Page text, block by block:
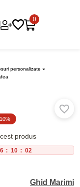
0
personalizate
produs
: 10 : 02
Ghid Marimi